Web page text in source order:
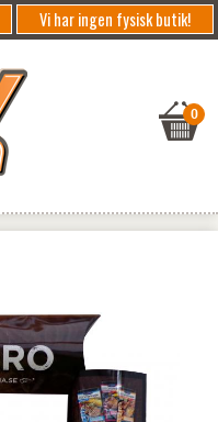
Vi har ingen fysisk butik!